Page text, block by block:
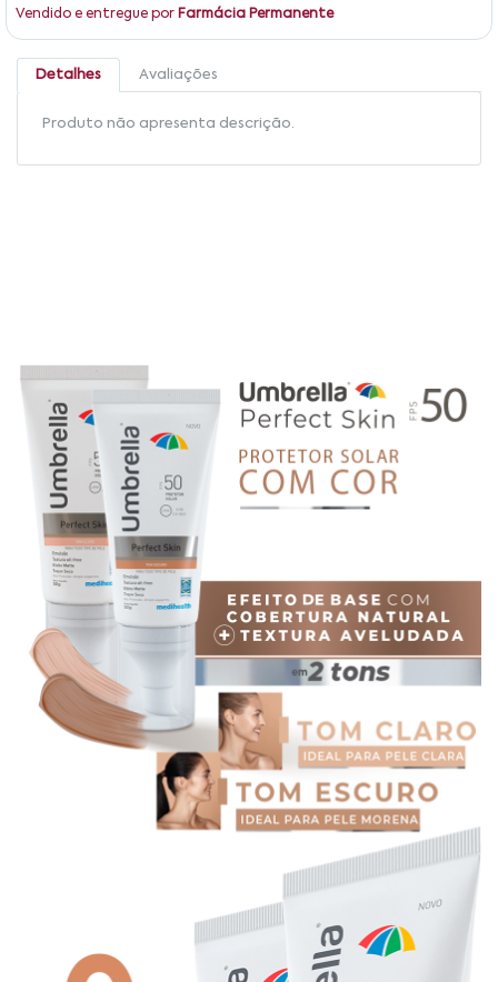
Vendido e entregue por Farmácia Permanente
Detalhes Avaliações
Produto não apresenta descrição.